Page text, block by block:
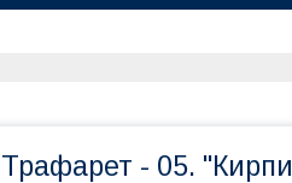
Трафарет - 05.